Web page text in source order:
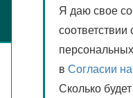
Я даю свое
в Согласии
Сколько